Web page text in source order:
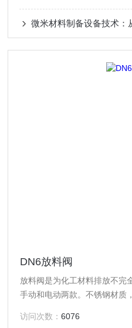
微米材料制备设备技术：
DN6放料阀
放料阀是为化工材料排放不完
手动和电动两款。不锈钢材质
快速，无残留。 阀体内腔有耐冲刷、耐腐蚀的密封圈，在开
访问次数：6076